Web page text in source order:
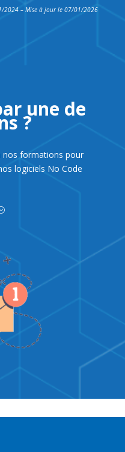
2024 – Mise à jour le 07/01/2026
une de
?
nos formations pour
logiciels No Code